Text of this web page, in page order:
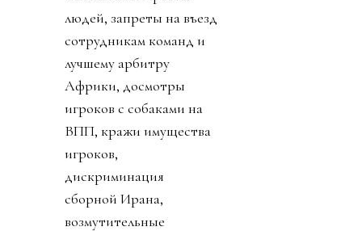
людей, запреты на въезд
сотрудникам команд и
лучшему арбитру
Африки, досмотры
игроков с собаками на
ВПП, кражи имущества
игроков,
дискриминация
сборной Ирана,
возмутительные